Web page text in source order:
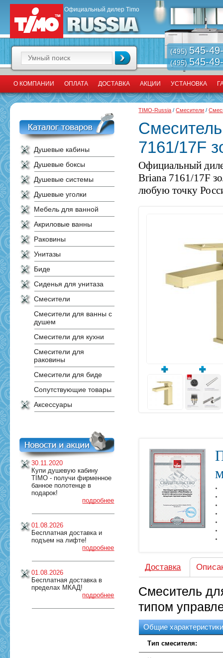
Официальный дилер Timo
(495) 545-
(495)545-
О КОМПАНИИ ОПЛАТА ДОСТАВКА АКЦИИ УСТАНОВКА
Душевые кабины
Душевые боксы
Душевые системы
Душевые уголки
Мебель для ванной
Акриловые ванны
Раковины
Унитазы
Биде
Сиденья для унитаза
Смесители
Смесители для ванны с
душем
Смесители для кухни
Смесители для
раковины
Смесители для биде
Сопутствующие товары
Аксессуары
30.11.2020
Купи душевую кабину
TIMO - получи фирменное
банное полотенце в
подарок!
подробнее
01.08.2026
Бесплатная доставка и
подъем на лифте!
подробнее
01.08.2026
Бесплатная доставка в
пределах МКАД!
подробнее
TIMO-Russia /Смесители /
7161/17F
Официальный
Briana 7161/17F
любую точку
Доставка
Смеситель
типом
Общие
Тип смесителя: